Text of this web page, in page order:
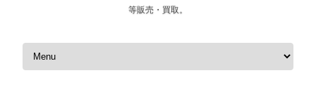
等販売・買取。
コンテンツへスキップ